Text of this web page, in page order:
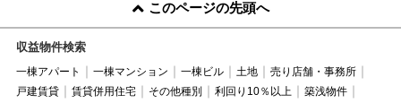
このページの先頭へ
収益物件検索
一棟アパート 一棟マンション 一棟ビル 土地
売り店舗・事務所
戸建賃貸
賃貸併用住宅 その他種別 利回り10％以上
築浅物件